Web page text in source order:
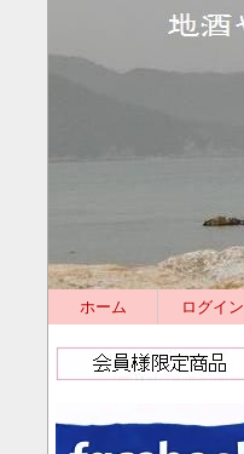
ホーム ログイン